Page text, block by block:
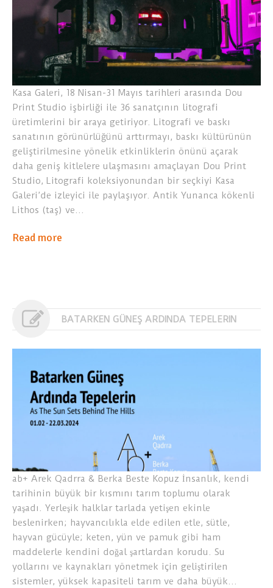
Kasa Galeri, 18 Nisan-31 Mayıs tarihleri arasında Dou
Print Studio işbirliği ile 36 sanatçının litografi
üretimlerini bir araya getiriyor. Litografi ve baskı
sanatının görünürlüğünü arttırmayı, baskı kültürünün
geliştirilmesine yönelik etkinliklerin önünü açarak
daha geniş kitlelere ulaşmasını amaçlayan Dou Print
Studio, Litografi koleksiyonundan bir seçkiyi Kasa
Galeri’de izleyici ile paylaşıyor. Antik Yunanca kökenli
Lithos (taş) ve…
Read more
BATARKEN GÜNEŞ ARDINDA TEPELERIN
ab+ Arek Qadrra & Berka Beste Kopuz İnsanlık, kendi
tarihinin büyük bir kısmını tarım toplumu olarak
yaşadı. Yerleşik halklar tarlada yetişen ekinle
beslenirken; hayvancılıkla elde edilen etle, sütle,
hayvan gücüyle; keten, yün ve pamuk gibi ham
maddelerle kendini doğal şartlardan korudu. Su
yollarını ve kaynakları yönetmek için geliştirilen
sistemler, yüksek kapasiteli tarım ve daha büyük…